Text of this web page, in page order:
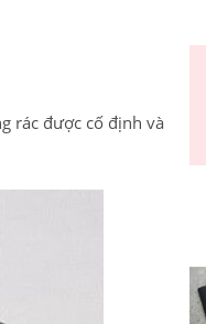
rác được cố định và